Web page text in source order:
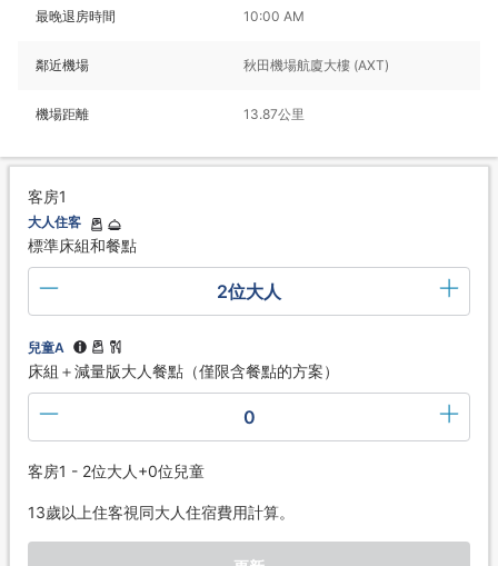
最晚退房時間 10:00 AM
鄰近機場 秋田機場航廈大樓 (AXT)
機場距離 13.87公里
客房1
大人住客
標準床組和餐點
2位大人
兒童A
床組＋減量版大人餐點（僅限含餐點的方案）
0
客房1 - 2位大人+0位兒童
13歲以上住客視同大人住宿費用計算。